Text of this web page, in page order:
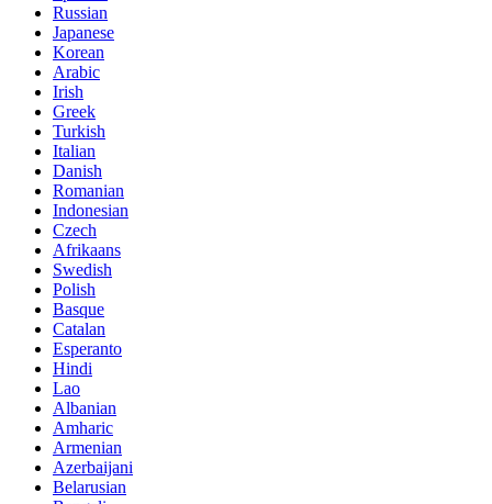
Russian
Japanese
Korean
Arabic
Irish
Greek
Turkish
Italian
Danish
Romanian
Indonesian
Czech
Afrikaans
Swedish
Polish
Basque
Catalan
Esperanto
Hindi
Lao
Albanian
Amharic
Armenian
Azerbaijani
Belarusian